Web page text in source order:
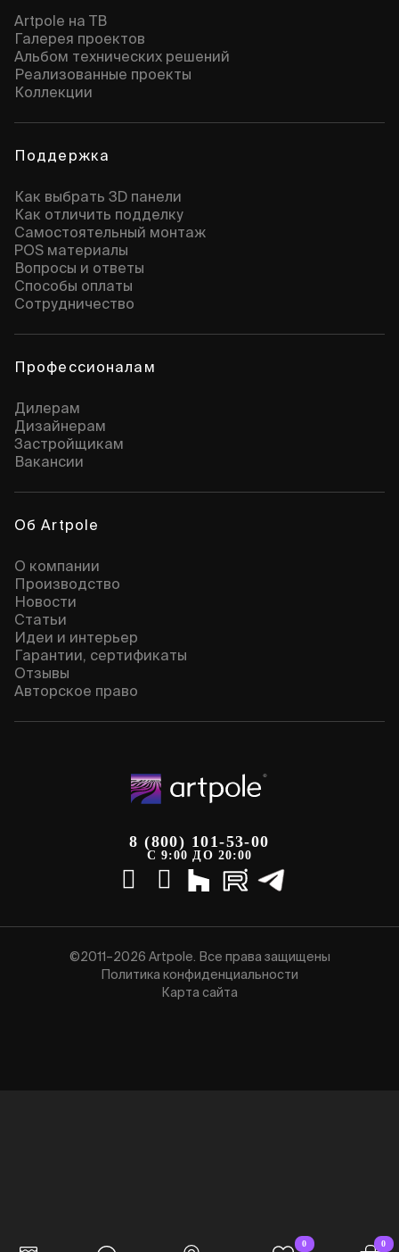
0 0
Artpole на ТВ
Галерея проектов
Альбом технических решений
Реализованные проекты
Коллекции
Поддержка
Как выбрать 3D панели
Как отличить подделку
Самостоятельный монтаж
POS материалы
Вопросы и ответы
Способы оплаты
Сотрудничество
Профессионалам
Дилерам
Дизайнерам
Застройщикам
Вакансии
Об Artpole
О компании
Производство
Новости
Статьи
Идеи и интерьер
Гарантии, сертификаты
Отзывы
Авторское право
8 (800) 101-53-00
С 9:00 ДО 20:00
©2011–2026 Artpole. Все права защищены
Политика конфиденциальности
Карта сайта